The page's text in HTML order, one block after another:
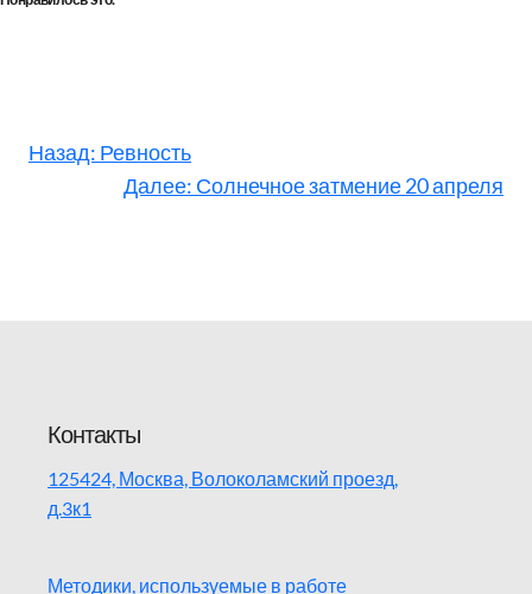
Назад: Ревность
Далее: Солнечное затмение 20 апреля
Контакты
125424, Москва, Волоколамский проезд,
д.3к1
Методики, используемые в работе